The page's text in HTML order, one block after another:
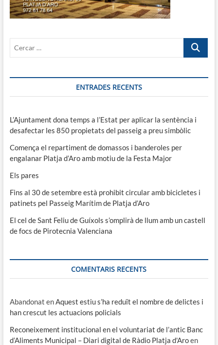
Cercar
ENTRADES RECENTS
L’Ajuntament dona temps a l’Estat per aplicar la sentència i
desafectar les 850 propietats del passeig a preu simbòlic
Comença el repartiment de domassos i banderoles per
engalanar Platja d’Aro amb motiu de la Festa Major
Els pares
Fins al 30 de setembre està prohibit circular amb bicicletes i
patinets pel Passeig Marítim de Platja d’Aro
El cel de Sant Feliu de Guíxols s’omplirà de llum amb un castell
de focs de Pirotecnia Valenciana
COMENTARIS RECENTS
Abandonat en Aquest estiu s’ha reduït el nombre de delictes i
han crescut les actuacions policials
Reconeixement institucional en el voluntariat de l’antic Banc
d’Aliments Municipal – Diari digital de Ràdio Platja d'Aroen